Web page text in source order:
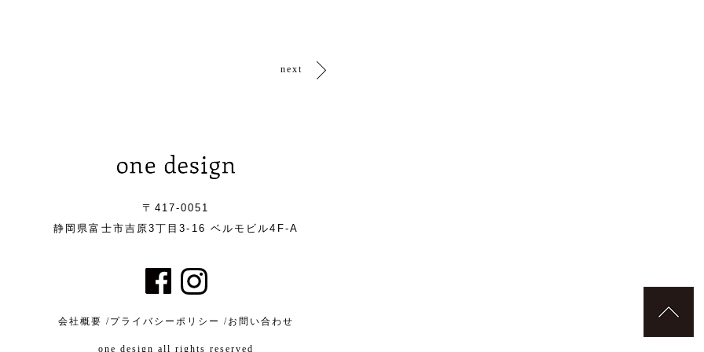
next
〒417-0051
静岡県富士市吉原3丁目3-16 ベルモビル4F-A
会社概要 /プライバシーポリシー /お問い合わせ
one design all rights reserved